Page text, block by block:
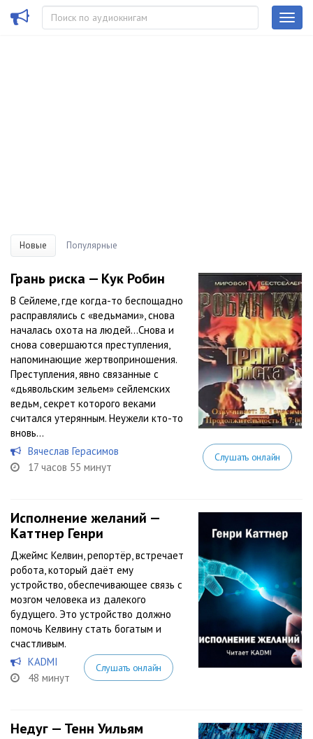
Новые Популярные
Грань риска — Кук Робин
В Сейлеме, где когда-то беспощадно
расправлялись с «ведьмами», снова
началась охота на людей…Снова и
снова совершаются преступления,
напоминающие жертвоприношения.
Преступления, явно связанные с
«дьявольским зельем» сейлемских
ведьм, секрет которого веками
считался утерянным. Неужели кто-то
вновь...
Вячеслав Герасимов
17 часов 55 минут
Слушать онлайн
Исполнение желаний —
Каттнер Генри
Джеймс Келвин, репортёр, встречает
робота, который даёт ему
устройство, обеспечивающее связь с
мозгом человека из далекого
будущего. Это устройство должно
помочь Келвину стать богатым и
счастливым.
KADMI
48 минут
Слушать онлайн
Недуг — Тенн Уильям